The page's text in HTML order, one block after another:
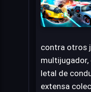
contra otros
multijugador,
letal de
extensa